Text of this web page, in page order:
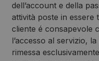
dell’account e della
attività poste in essere
cliente é consapevole
l’accesso al servizio,
rimessa